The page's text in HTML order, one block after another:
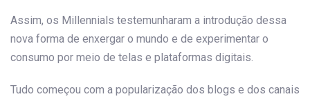
Assim, os Millennials testemunharam a introdução dessa
nova forma de enxergar o mundo e de experimentar o
consumo por meio de telas e plataformas digitais.
Tudo começou com a popularização dos blogs e dos canais